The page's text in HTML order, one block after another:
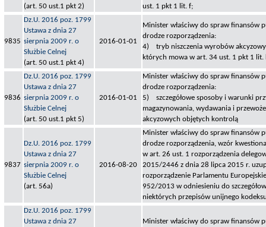
(art. 50 ust.1 pkt 2)
ust. 1 pkt 1 lit. f;
9835
Dz.U. 2016 poz. 1799
Ustawa z dnia 27
sierpnia 2009 r. o
Służbie Celnej
(art. 50 ust.1 pkt 4)
2016-01-01
Minister właściwy do spraw finansów
drodze rozporządzenia:
4) tryb niszczenia wyrobów
których mowa w art. 34 ust. 1 pkt 1 lit.
9836
Dz.U. 2016 poz. 1799
Ustawa z dnia 27
sierpnia 2009 r. o
Służbie Celnej
(art. 50 ust.1 pkt 5)
2016-01-01
Minister właściwy do spraw finansów
drodze rozporządzenia:
5) szczegółowe sposoby i warunki
magazynowania, wydawania i
akcyzowych objętych kontrolą
9837
Dz.U. 2016 poz. 1799
Ustawa z dnia 27
sierpnia 2009 r. o
Służbie Celnej
(art. 56a)
2016-08-20
Minister właściwy do spraw finansów
drodze rozporządzenia, wzór
w art. 26 ust. 1 rozporządzenia
2015/2446 z dnia 28 lipca 2015 r.
rozporządzenie Parlamentu
952/2013 w odniesieniu do
niektórych przepisów unijnego
Dz.U. 2016 poz. 1799
Ustawa z dnia 27
Minister właściwy do spraw finansów